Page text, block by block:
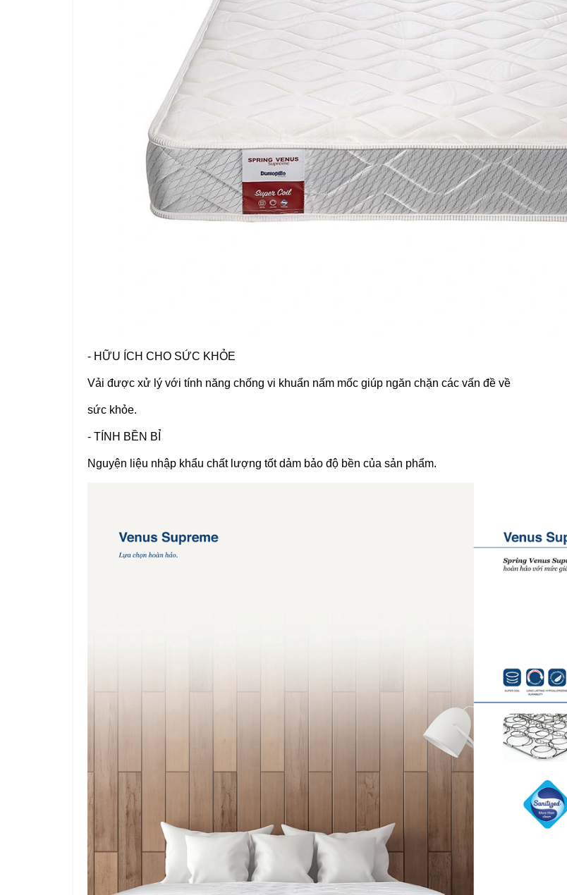
- HỮU ÍCH CHO SỨC KHỎE
Vải được xử lý với tính năng chống vi khuẩn nấm mốc giúp ngăn chặn các vấn đề về
sức khỏe.
- TÍNH BỀN BỈ
Nguyện liệu nhập khẩu chất lượng tốt dảm bảo độ bền của sản phẩm.